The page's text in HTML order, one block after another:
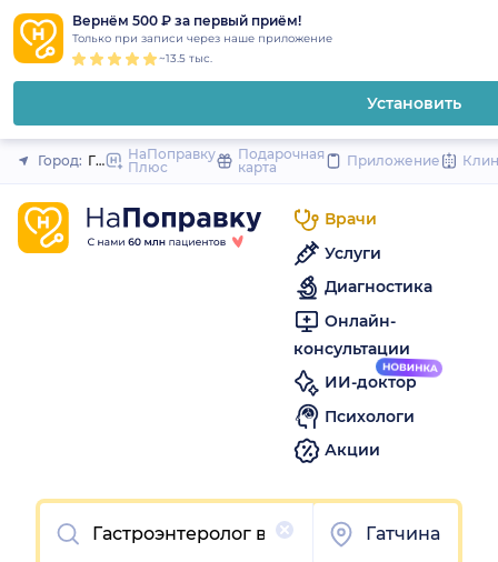
Вернём 500 ₽ за первый приём!
Только при записи через наше приложение
~13.5 тыс.
Установить
Закрыть
Город: Гатчина (Санкт-Петербург и область)
НаПоправку
Плюс
Подарочная
карта
Приложение
Врачи
Услуги
Диагностика
Онлайн-
консультации
ИИ-доктор
Психологи
Акции
Очистить
Гатчина